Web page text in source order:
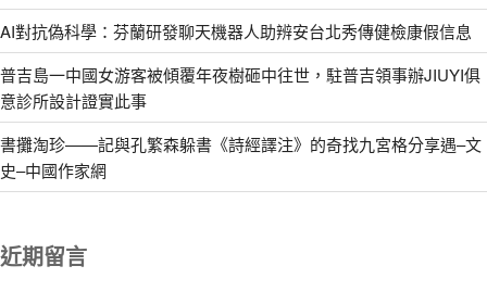
AI對抗偽科學：芬蘭研發聊天機器人助辨安台北秀傳健檢康假信息
普吉島一中國女游客被傾覆年夜樹砸中往世，駐普吉領事辦JIUYI俱
意診所設計證實此事
書攤淘珍——記與孔繁森躲書《詩經譯注》的奇找九宮格分享遇–文
史–中國作家網
近期留言